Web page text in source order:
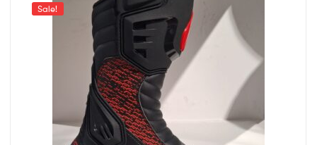
Sale!